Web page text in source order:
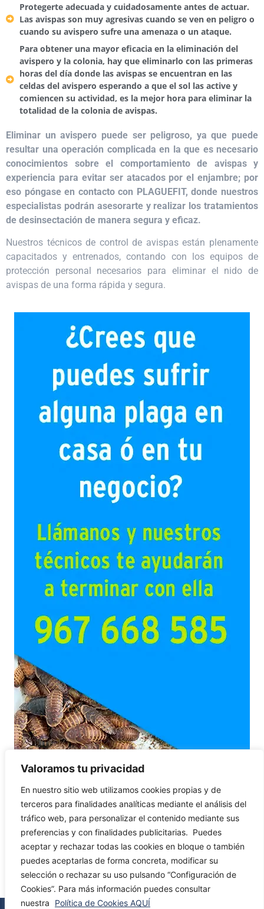
Valoramos tu privacidad
En nuestro sitio web utilizamos cookies propias y de
terceros para finalidades analíticas mediante el análisis del
tráfico web, para personalizar el contenido mediante sus
preferencias y con finalidades publicitarias. Puedes
aceptar y rechazar todas las cookies en bloque o también
puedes aceptarlas de forma concreta, modificar su
selección o rechazar su uso pulsando “Configuración de
Cookies”. Para más información puedes consultar
nuestra
Política de Cookies AQUÍ
Protegerte adecuada y cuidadosamente antes de actuar.
Las avispas son muy agresivas cuando se ven en peligro o
cuando su avispero sufre una amenaza o un ataque.
Para obtener una mayor eficacia en la eliminación del
avispero y la colonia, hay que eliminarlo con las primeras
horas del día donde las avispas se encuentran en las
celdas del avispero esperando a que el sol las active y
comiencen su actividad, es la mejor hora para eliminar la
totalidad de la colonia de avispas.
Eliminar un avispero puede ser peligroso, ya que puede
resultar una operación complicada en la que es necesario
conocimientos sobre el comportamiento de avispas y
experiencia para evitar ser atacados por el enjambre; por
eso póngase en contacto con PLAGUEFIT, donde nuestros
especialistas podrán asesorarte y realizar los tratamientos
de desinsectación de manera segura y eficaz.
Nuestros técnicos de control de avispas están plenamente
capacitados y entrenados, contando con los equipos de
protección personal necesarios para eliminar el nido de
avispas de una forma rápida y segura.